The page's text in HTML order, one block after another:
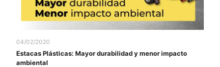
04/02/2020
Estacas Plásticas: Mayor durabilidad y menor impacto
ambiental